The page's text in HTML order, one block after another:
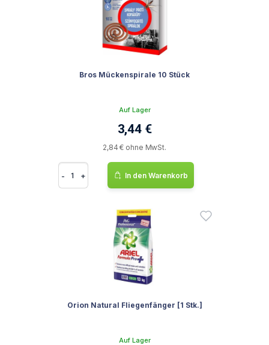
Bros Mückenspirale 10 Stück
Auf Lager
3,44 €
2,84 € ohne MwSt.
- + In den Warenkorb
Orion Natural Fliegenfänger [1 Stk.]
Auf Lager